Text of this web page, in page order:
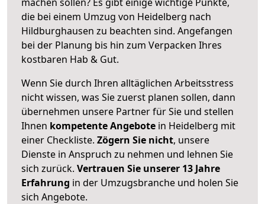
die bei einem Umzug von Heidelberg nach
Hildburghausen zu beachten sind. Angefangen
bei der Planung bis hin zum Verpacken Ihres
kostbaren Hab & Gut.
Wenn Sie durch Ihren alltäglichen Arbeitsstress
nicht wissen, was Sie zuerst planen sollen, dann
übernehmen unsere Partner für Sie und stellen
Ihnen kompetente Angebote in Heidelberg mit
einer Checkliste. Zögern Sie nicht, unsere
Dienste in Anspruch zu nehmen und lehnen Sie
sich zurück. Vertrauen Sie unserer 13 Jahre
Erfahrung in der Umzugsbranche und holen Sie
sich Angebote.